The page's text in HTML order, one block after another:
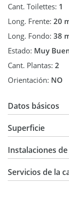
Cant. Toilettes: 1
Long. Frente: 20
Long. Fondo: 38
Estado: Muy
Cant. Plantas: 2
Orientación: NO
Datos básicos
USD
Superficie
Instalaciones de
Servicios de la